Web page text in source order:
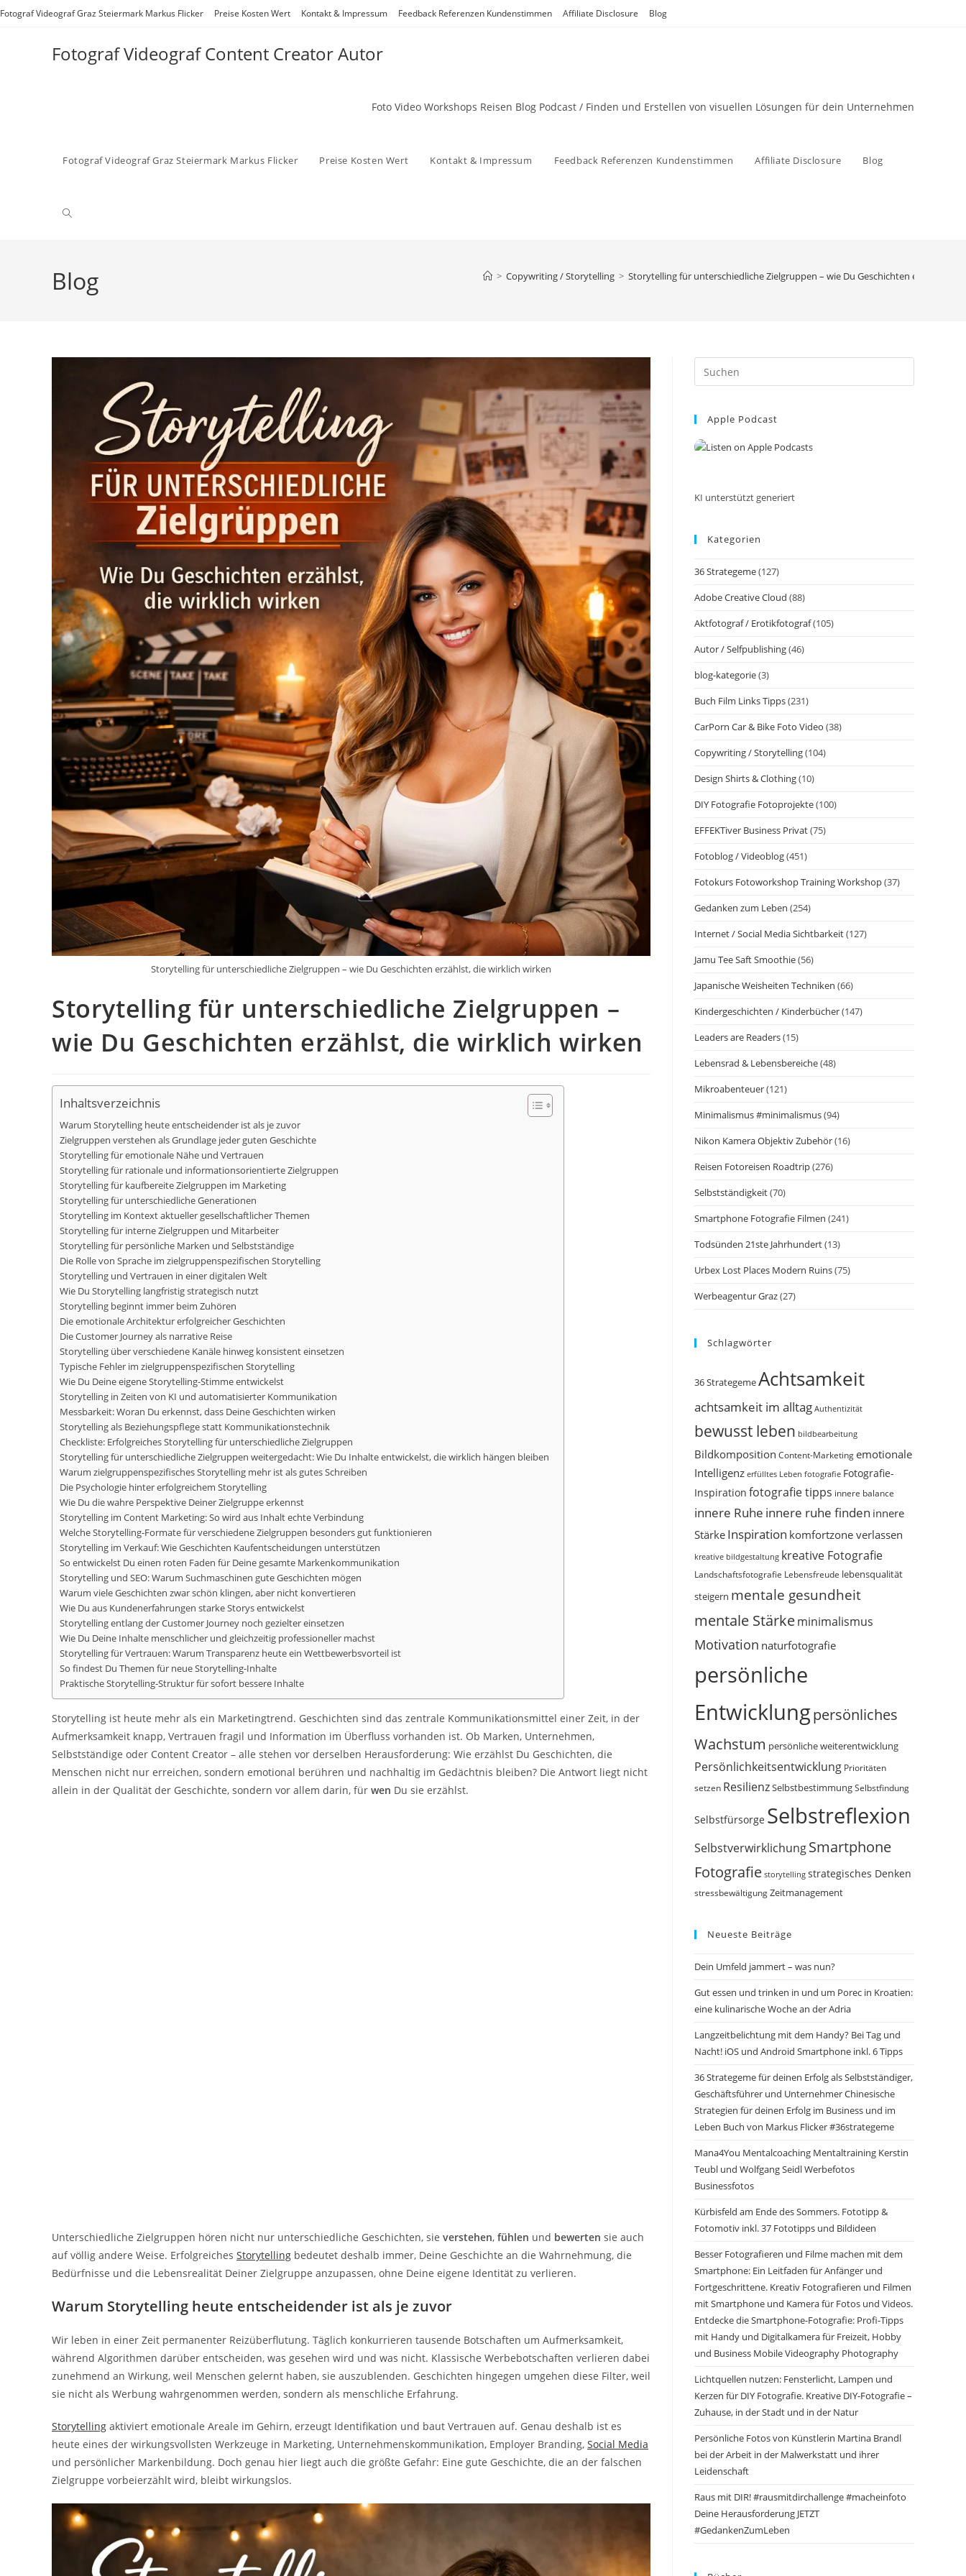
Zum
Fotograf Videograf Graz Steiermark Markus Flicker Preise Kosten Wert Kontakt & Impressum Feedback Referenzen Kundenstimmen Affiliate Disclosure Blog
Fotograf Videograf Content Creator Autor
Foto Video Workshops Reisen Blog Podcast / Finden und Erstellen von visuellen Lösungen für dein Unternehmen
Fotograf Videograf Graz Steiermark Markus Flicker Preise Kosten Wert Kontakt & Impressum Feedback Referenzen Kundenstimmen Affiliate Disclosure Blog
Website-
Blog > Copywriting / Storytelling > Storytelling für unterschiedliche Zielgruppen – wie Du Geschichten erzählst,
Storytelling für unterschiedliche Zielgruppen – wie Du Geschichten erzählst, die wirklich wirken
Storytelling für unterschiedliche Zielgruppen –
wie Du Geschichten erzählst, die wirklich wirken
Inhaltsverzeichnis
Warum Storytelling heute entscheidender ist als je zuvor
Zielgruppen verstehen als Grundlage jeder guten Geschichte
Storytelling für emotionale Nähe und Vertrauen
Storytelling für rationale und informationsorientierte Zielgruppen
Storytelling für kaufbereite Zielgruppen im Marketing
Storytelling für unterschiedliche Generationen
Storytelling im Kontext aktueller gesellschaftlicher Themen
Storytelling für interne Zielgruppen und Mitarbeiter
Storytelling für persönliche Marken und Selbstständige
Die Rolle von Sprache im zielgruppenspezifischen Storytelling
Storytelling und Vertrauen in einer digitalen Welt
Wie Du Storytelling langfristig strategisch nutzt
Storytelling beginnt immer beim Zuhören
Die emotionale Architektur erfolgreicher Geschichten
Die Customer Journey als narrative Reise
Storytelling über verschiedene Kanäle hinweg konsistent einsetzen
Typische Fehler im zielgruppenspezifischen Storytelling
Wie Du Deine eigene Storytelling-Stimme entwickelst
Storytelling in Zeiten von KI und automatisierter Kommunikation
Messbarkeit: Woran Du erkennst, dass Deine Geschichten wirken
Storytelling als Beziehungspflege statt Kommunikationstechnik
Checkliste: Erfolgreiches Storytelling für unterschiedliche Zielgruppen
Storytelling für unterschiedliche Zielgruppen weitergedacht: Wie Du Inhalte entwickelst, die wirklich hängen bleiben
Warum zielgruppenspezifisches Storytelling mehr ist als gutes Schreiben
Die Psychologie hinter erfolgreichem Storytelling
Wie Du die wahre Perspektive Deiner Zielgruppe erkennst
Storytelling im Content Marketing: So wird aus Inhalt echte Verbindung
Welche Storytelling-Formate für verschiedene Zielgruppen besonders gut funktionieren
Storytelling im Verkauf: Wie Geschichten Kaufentscheidungen unterstützen
So entwickelst Du einen roten Faden für Deine gesamte Markenkommunikation
Storytelling und SEO: Warum Suchmaschinen gute Geschichten mögen
Warum viele Geschichten zwar schön klingen, aber nicht konvertieren
Wie Du aus Kundenerfahrungen starke Storys entwickelst
Storytelling entlang der Customer Journey noch gezielter einsetzen
Wie Du Deine Inhalte menschlicher und gleichzeitig professioneller machst
Storytelling für Vertrauen: Warum Transparenz heute ein Wettbewerbsvorteil ist
So findest Du Themen für neue Storytelling-Inhalte
Praktische Storytelling-Struktur für sofort bessere Inhalte
Storytelling ist heute mehr als ein Marketingtrend. Geschichten sind das zentrale Kommunikationsmittel einer Zeit, in der
Aufmerksamkeit knapp, Vertrauen fragil und Information im Überfluss vorhanden ist. Ob Marken, Unternehmen,
Selbstständige oder Content Creator – alle stehen vor derselben Herausforderung: Wie erzählst Du Geschichten, die
Menschen nicht nur erreichen, sondern emotional berühren und nachhaltig im Gedächtnis bleiben? Die Antwort liegt nicht
allein in der Qualität der Geschichte, sondern vor allem darin, für wen Du sie erzählst.
Unterschiedliche Zielgruppen hören nicht nur unterschiedliche Geschichten, sie verstehen, fühlen und bewerten sie auch
auf völlig andere Weise. Erfolgreiches Storytelling bedeutet deshalb immer, Deine Geschichte an die Wahrnehmung, die
Bedürfnisse und die Lebensrealität Deiner Zielgruppe anzupassen, ohne Deine eigene Identität zu verlieren.
Warum Storytelling heute entscheidender ist als je zuvor
Wir leben in einer Zeit permanenter Reizüberflutung. Täglich konkurrieren tausende Botschaften um Aufmerksamkeit,
während Algorithmen darüber entscheiden, was gesehen wird und was nicht. Klassische Werbebotschaften verlieren dabei
zunehmend an Wirkung, weil Menschen gelernt haben, sie auszublenden. Geschichten hingegen umgehen diese Filter, weil
sie nicht als Werbung wahrgenommen werden, sondern als menschliche Erfahrung.
Storytelling aktiviert emotionale Areale im Gehirn, erzeugt Identifikation und baut Vertrauen auf. Genau deshalb ist es
heute eines der wirkungsvollsten Werkzeuge in Marketing, Unternehmenskommunikation, Employer Branding, Social Media
und persönlicher Markenbildung. Doch genau hier liegt auch die größte Gefahr: Eine gute Geschichte, die an der falschen
Zielgruppe vorbeierzählt wird, bleibt wirkungslos.
Escape
Apple Podcast
KI unterstützt generiert
Kategorien
36 Strategeme(127)
Adobe Creative Cloud (88)
Aktfotograf / Erotikfotograf(105)
Autor / Selfpublishing(46)
blog-kategorie(3)
Buch Film Links Tipps(231)
CarPorn Car & Bike Foto Video (38)
Copywriting / Storytelling(104)
Design Shirts & Clothing(10)
DIY Fotografie Fotoprojekte(100)
EFFEKTiver Business Privat(75)
Fotoblog / Videoblog(451)
Fotokurs Fotoworkshop Training Workshop(37)
Gedanken zum Leben (254)
Internet / Social Media Sichtbarkeit(127)
Jamu Tee Saft Smoothie(56)
Japanische Weisheiten Techniken (66)
Kindergeschichten / Kinderbücher(147)
Leaders are Readers(15)
Lebensrad & Lebensbereiche(48)
Mikroabenteuer(121)
Minimalismus #minimalismus(94)
Nikon Kamera Objektiv Zubehör(16)
Reisen Fotoreisen Roadtrip(276)
Selbstständigkeit(70)
Smartphone Fotografie Filmen (241)
Todsünden 21ste Jahrhundert(13)
Urbex Lost Places Modern Ruins(75)
Werbeagentur Graz(27)
Schlagwörter
36 StrategemeAchtsamkeit
achtsamkeit im alltag Authentizität
bewusst leben bildbearbeitung
Bildkomposition Content-Marketingemotionale
Intelligenz erfülltes Leben fotografie Fotografie-
Inspiration fotografie tipps innere balance
innere Ruhe innere ruhe finden innere
Stärke Inspiration komfortzone verlassen
kreative bildgestaltung kreative Fotografie
Landschaftsfotografie Lebensfreude lebensqualität
steigern mentale gesundheit
mentale Stärkeminimalismus
Motivation naturfotografie
persönliche
Entwicklungpersönliches
Wachstum persönliche weiterentwicklung
Persönlichkeitsentwicklung Prioritäten
setzen ResilienzSelbstbestimmungSelbstfindung
Selbstfürsorge Selbstreflexion
SelbstverwirklichungSmartphone
Fotografie storytelling strategisches Denken
stressbewältigung Zeitmanagement
Neueste Beiträge
Dein Umfeld jammert – was nun?
Gut essen und trinken in und um Porec in Kroatien:
eine kulinarische Woche an der Adria
Langzeitbelichtung mit dem Handy? Bei Tag und
Nacht! iOS und Android Smartphone inkl. 6 Tipps
36 Strategeme für deinen Erfolg als Selbstständiger,
Geschäftsführer und Unternehmer Chinesische
Strategien für deinen Erfolg im Business und im
Leben Buch von Markus Flicker #36strategeme
Mana4You Mentalcoaching Mentaltraining Kerstin
Teubl und Wolfgang Seidl Werbefotos
Businessfotos
Kürbisfeld am Ende des Sommers. Fototipp &
Fotomotiv inkl. 37 Fototipps und Bildideen
Besser Fotografieren und Filme machen mit dem
Smartphone: Ein Leitfaden für Anfänger und
Fortgeschrittene. Kreativ Fotografieren und Filmen
mit Smartphone und Kamera für Fotos und Videos.
Entdecke die Smartphone-Fotografie: Profi-Tipps
mit Handy und Digitalkamera für Freizeit, Hobby
und Business Mobile Videography Photography
Lichtquellen nutzen: Fensterlicht, Lampen und
Kerzen für DIY Fotografie. Kreative DIY-Fotografie –
Zuhause, in der Stadt und in der Natur
Persönliche Fotos von Künstlerin Martina Brandl
bei der Arbeit in der Malwerkstatt und ihrer
Leidenschaft
Raus mit DIR! #rausmitdirchallenge #macheinfoto
Deine Herausforderung JETZT
#GedankenZumLeben